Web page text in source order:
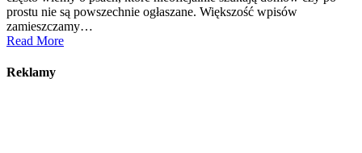
prostu nie są powszechnie ogłaszane. Większość wpisów
zamieszczamy…
Read More
Reklamy